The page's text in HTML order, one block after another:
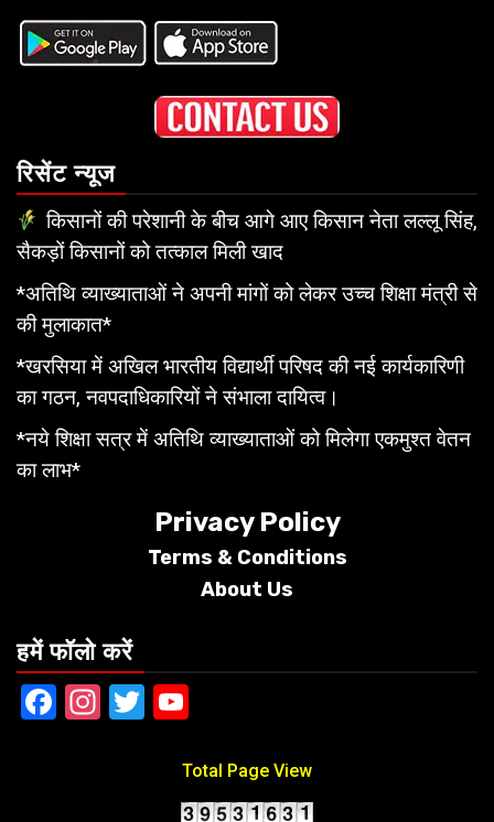
रिसेंट न्यूज
किसानों की परेशानी के बीच आगे आए किसान नेता लल्लू सिंह,
सैकड़ों किसानों को तत्काल मिली खाद
*अतिथि व्याख्याताओं ने अपनी मांगों को लेकर उच्च शिक्षा मंत्री से
की मुलाकात*
*खरसिया में अखिल भारतीय विद्यार्थी परिषद की नई कार्यकारिणी
का गठन, नवपदाधिकारियों ने संभाला दायित्व।
*नये शिक्षा सत्र में अतिथि व्याख्याताओं को मिलेगा एकमुश्त वेतन
का लाभ*
Privacy Policy
Terms & Conditions
About Us
हमें फॉलो करें
Facebook
Instagram
Twitter
Total Page View